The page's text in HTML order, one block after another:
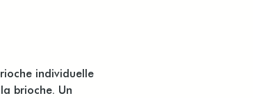
individuelle
brioche. Un